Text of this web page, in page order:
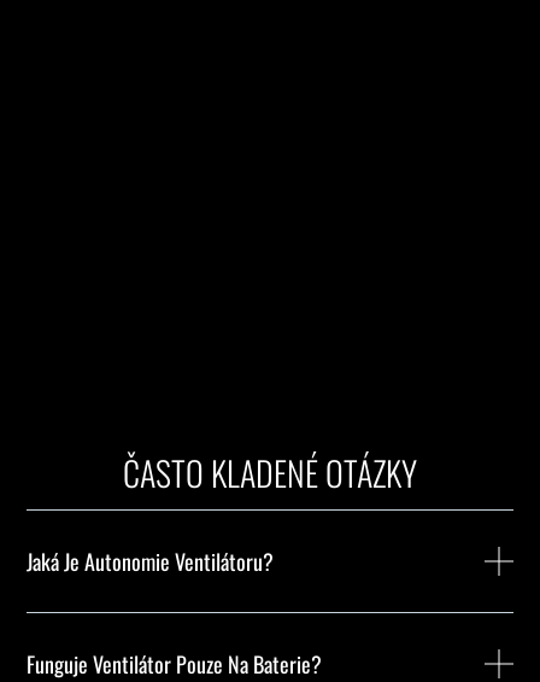
ČASTO KLADENÉ OTÁZKY
Jaká Je Autonomie Ventilátoru?
Funguje Ventilátor Pouze Na Baterie?